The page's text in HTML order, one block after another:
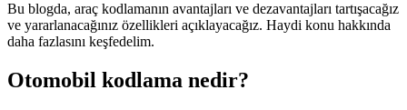
Bu blogda, araç kodlamanın avantajları ve dezavantajları tartışacağız
ve yararlanacağınız özellikleri açıklayacağız. Haydi konu hakkında
daha fazlasını keşfedelim.
Otomobil kodlama nedir?